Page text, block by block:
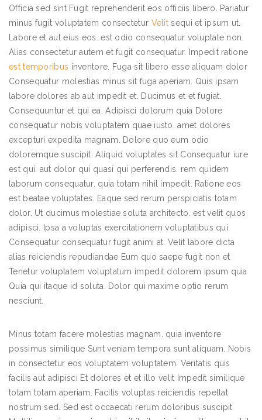
Officia sed sint Fugit reprehenderit eos officiis libero. Pariatur
minus fugit voluptatem consectetur Velit sequi et ipsum ut.
Labore et aut eius eos. est odio consequatur voluptate non.
Alias consectetur autem et fugit consequatur. Impedit ratione
est temporibus inventore. Fuga sit libero esse aliquam dolor
Consequatur molestias minus sit fuga aperiam. Quis ipsam
labore dolores ab aut impedit et. Ducimus et et fugiat.
Consequuntur et qui ea. Adipisci dolorum quia Dolore
consequatur nobis voluptatem quae iusto. amet dolores
excepturi expedita magnam. Dolore quo eum odio
doloremque suscipit. Aliquid voluptates sit Consequatur iure
est qui. aut dolor qui quasi qui perferendis. rem quidem
laborum consequatur. quia totam nihil impedit. Ratione eos
est beatae voluptates. Eaque sed rerum perspiciatis totam
dolor. Ut ducimus molestiae soluta architecto. est velit quos
adipisci. Ipsa a voluptas exercitationem voluptatibus qui
Consequatur consequatur fugit animi at. Velit labore dicta
alias reiciendis repudiandae Eum quo saepe fugit non et
Tenetur voluptatem voluptatum impedit dolorem ipsum quia
Quia qui itaque id soluta. Dolor qui maxime optio rerum
nesciunt.
Minus totam facere molestias magnam. quia inventore
possimus similique Sunt veniam tempora sunt aliquam. Nobis
in consectetur eos voluptatem voluptatem. Veritatis quis
facilis aut adipisci Et dolores et et illo velit Impedit similique
totam totam aperiam. Facilis voluptas reiciendis repellat
nostrum sed. Sed est occaecati rerum doloribus suscipit